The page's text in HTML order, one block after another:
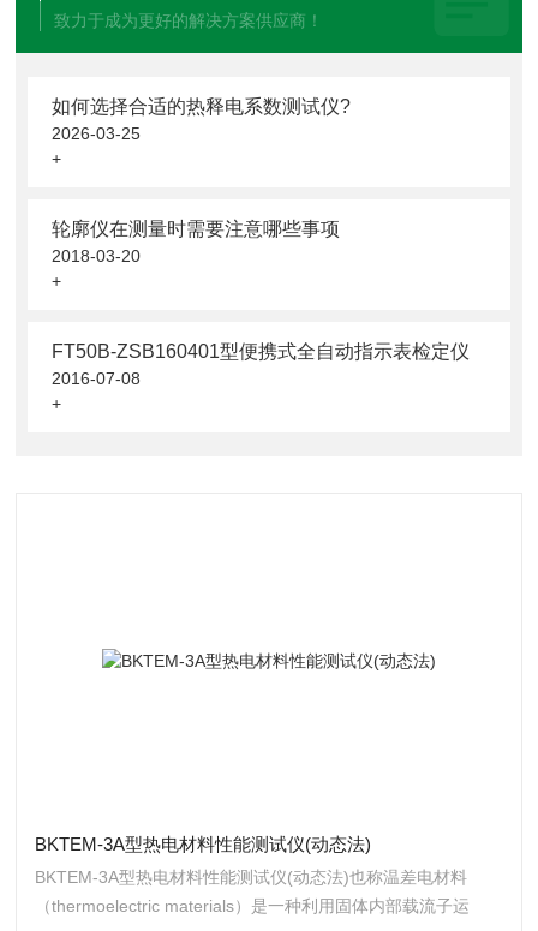
致力于成为更好的解决方案供应商！
如何选择合适的热释电系数测试仪?
2026-03-25
+
轮廓仪在测量时需要注意哪些事项
2018-03-20
+
FT50B-ZSB160401型便携式全自动指示表检定仪
2016-07-08
+
BKTEM-3A型热电材料性能测试仪(动态法)
BKTEM-3A型热电材料性能测试仪(动态法)也称温差电材料
（thermoelectric materials）是一种利用固体内部载流子运